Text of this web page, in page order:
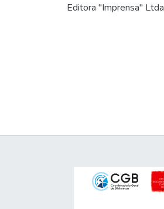
Editora "Imprensa" Ltda